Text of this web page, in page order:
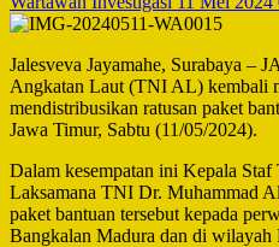
Jalesveva Jayamahe, Surabaya –
Angkatan Laut (TNI AL) kembali
mendistribusikan ratusan paket
Jawa Timur, Sabtu (11/05/2024).
Dalam kesempatan ini Kepala
Laksamana TNI Dr. Muhammad
paket bantuan tersebut kepada
Bangkalan Madura dan di wilayah